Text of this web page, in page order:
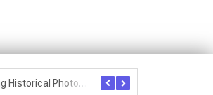
Exploring Historical Photos – Postcard from the Kwantung Army